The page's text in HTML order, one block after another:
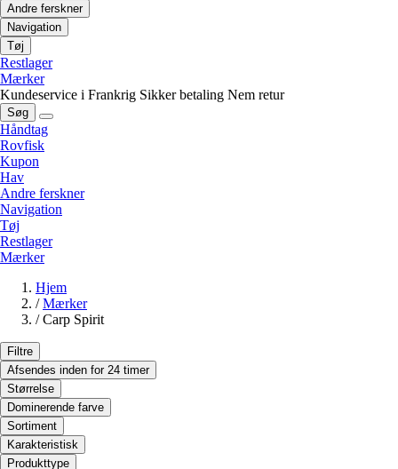
Andre ferskner
Navigation
Tøj
Restlager
Mærker
Kundeservice i Frankrig Sikker betaling Nem retur
Søg
Håndtag
Rovfisk
Kupon
Hav
Andre ferskner
Navigation
Tøj
Restlager
Mærker
Hjem
/ Mærker
/ Carp Spirit
Filtre
Afsendes inden for 24 timer
Størrelse
Dominerende farve
Sortiment
Karakteristisk
Produkttype